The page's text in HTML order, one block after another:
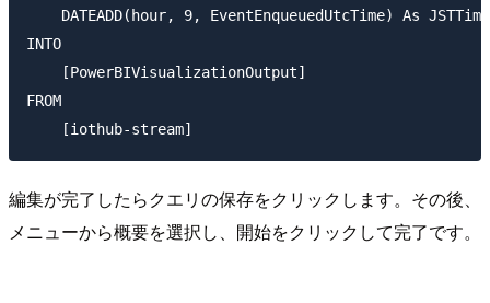
    DATEADD(hour, 9, EventEnqueuedUtcTime) As JSTTime
INTO
    [PowerBIVisualizationOutput]
FROM
編集が完了したらクエリの保存をクリックします。その後、
メニューから概要を選択し、開始をクリックして完了です。